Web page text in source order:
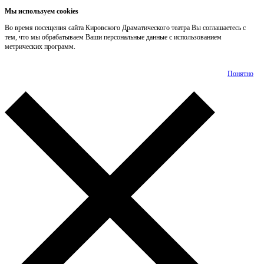
Мы используем cookies
Во время посещения сайта Кировского Драматического театра Вы соглашаетесь с
тем, что мы обрабатываем Ваши персональные данные с использованием
метрических программ.
Понятно